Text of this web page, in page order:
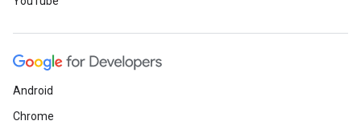
Android
Chrome